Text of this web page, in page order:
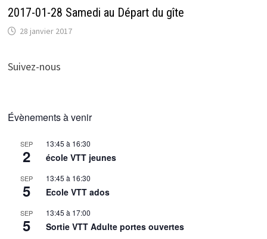
2017-01-28 Samedi au Départ du gîte
28 janvier 2017
Suivez-nous
Évènements à venir
SEP
2
13:45 à 16:30
école VTT jeunes
SEP
5
13:45 à 16:30
Ecole VTT ados
SEP
5
13:45 à 17:00
Sortie VTT Adulte portes ouvertes